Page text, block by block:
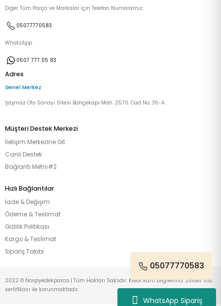
WhatsApp Sipariş
Diğer Tüm Parça ve Markalar İçin Telefon Numaramız:
05077770583
WhatsApp
0507 777 05 83
Adres
Genel Merkez
Şaşmaz Oto Sanayi Sitesi Bahçekapı Mah. 2570. Cad No: 35-A
Müşteri Destek Merkezi
İletişim Merkezine Git
Canlı Destek
Bağlantı Metni#2
Hızlı Bağlantılar
İade & Değişim
Ödeme & Teslimat
Gizlilik Politikası
Kargo & Teslimat
Sipariş Takibi
05077770583
2022 © Nospyedekparca | Tüm Hakları Saklıdır. Kredi kartı bilgileriniz 256Bit SSL
sertifikası ile korunmaktadır.